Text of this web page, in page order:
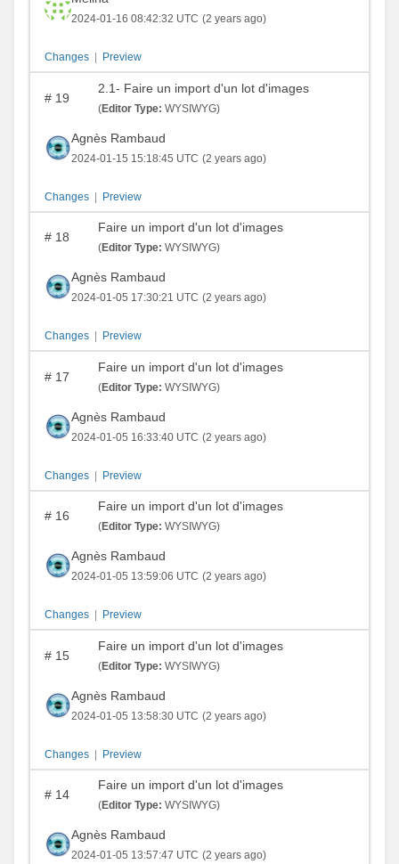
2024-01-16 08:42:32 UTC (2 years ago)
Changes Preview
#19
2.1- Faire un import d'un lot d'images
(Editor Type: WYSIWYG)
Agnès Rambaud
2024-01-15 15:18:45 UTC (2 years ago)
Changes Preview
#18
Faire un import d'un lot d'images
(Editor Type: WYSIWYG)
Agnès Rambaud
2024-01-05 17:30:21 UTC (2 years ago)
Changes Preview
#17
Faire un import d'un lot d'images
(Editor Type: WYSIWYG)
Agnès Rambaud
2024-01-05 16:33:40 UTC (2 years ago)
Changes Preview
#16
Faire un import d'un lot d'images
(Editor Type: WYSIWYG)
Agnès Rambaud
2024-01-05 13:59:06 UTC (2 years ago)
Changes Preview
#15
Faire un import d'un lot d'images
(Editor Type: WYSIWYG)
Agnès Rambaud
2024-01-05 13:58:30 UTC (2 years ago)
Changes Preview
#14
Faire un import d'un lot d'images
(Editor Type: WYSIWYG)
Agnès Rambaud
2024-01-05 13:57:47 UTC (2 years ago)